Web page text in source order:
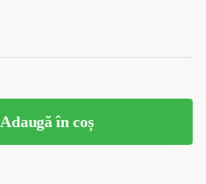
Adaugă în coș